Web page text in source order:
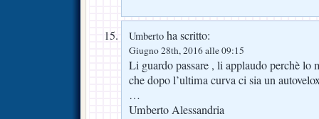
Umberto ha scritto:
Giugno 28th, 2016 alle 09:15
Li guardo passare , li applaudo perchè lo
che dopo l’ultima curva ci sia un
…
Umberto Alessandria